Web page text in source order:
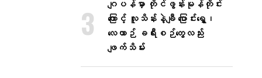
ဂျပန်မှာ တိုင်ဖွန်းမုန်တိုင်း
ကြောင့် လူသိန်းနဲ့ချီ ပြောင်းရွှေ့၊
လေယာဉ် ခရီးစဉ်တွေလည်း
ဖျက်သိမ်း